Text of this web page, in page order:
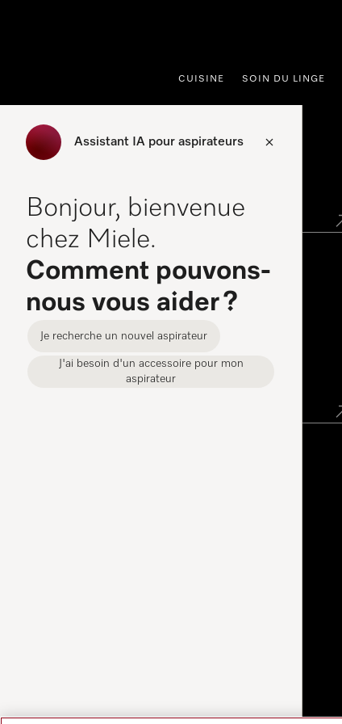
CUISINE SOIN DU LINGE
Assistant IA pour aspirateurs
Bonjour, bienvenue
chez Miele.
Comment pouvons-
nous vous aider ?
Je recherche un nouvel aspirateur
J'ai besoin d'un accessoire pour mon
aspirateur
Miele Experience Center